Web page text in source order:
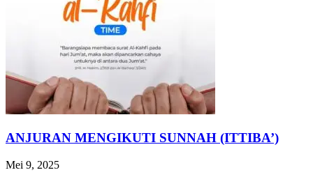
ANJURAN MENGIKUTI SUNNAH (ITTIBA’)
Mei 9, 2025